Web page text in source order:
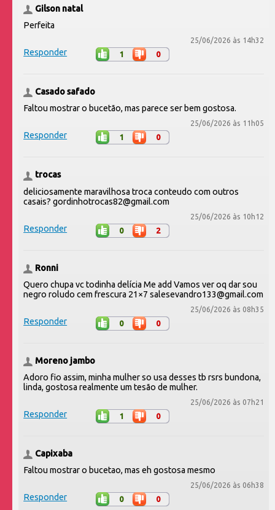
Gilson natal
Perfeita
25/06/2026 às 14h32
Responder 1 0
Casado safado
Faltou mostrar o bucetão, mas parece ser bem gostosa.
25/06/2026 às 11h05
Responder 1 0
trocas
deliciosamente maravilhosa troca conteudo com outros
casais? gordinhotrocas82@gmail.com
25/06/2026 às 10h12
Responder 0 2
Ronni
Quero chupa vc todinha delícia Me add Vamos ver oq dar sou
negro roludo cem frescura 21×7 salesevandro133@gmail.com
25/06/2026 às 08h35
Responder 0 0
Moreno jambo
Adoro fio assim, minha mulher so usa desses tb rsrs bundona,
linda, gostosa realmente um tesão de mulher.
25/06/2026 às 07h21
Responder 1 0
Capixaba
Faltou mostrar o bucetao, mas eh gostosa mesmo
25/06/2026 às 06h38
Responder 0 0